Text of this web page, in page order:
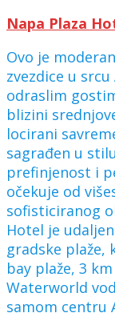
Napa Plaza
Ovo je
zvezdice u
odraslim
blizini
locirani
sagrađen u
prefinjenost i
očekuje od
sofisticiranog
Hotel je
gradske plaže,
bay plaže, 3
Waterworld
samom centru